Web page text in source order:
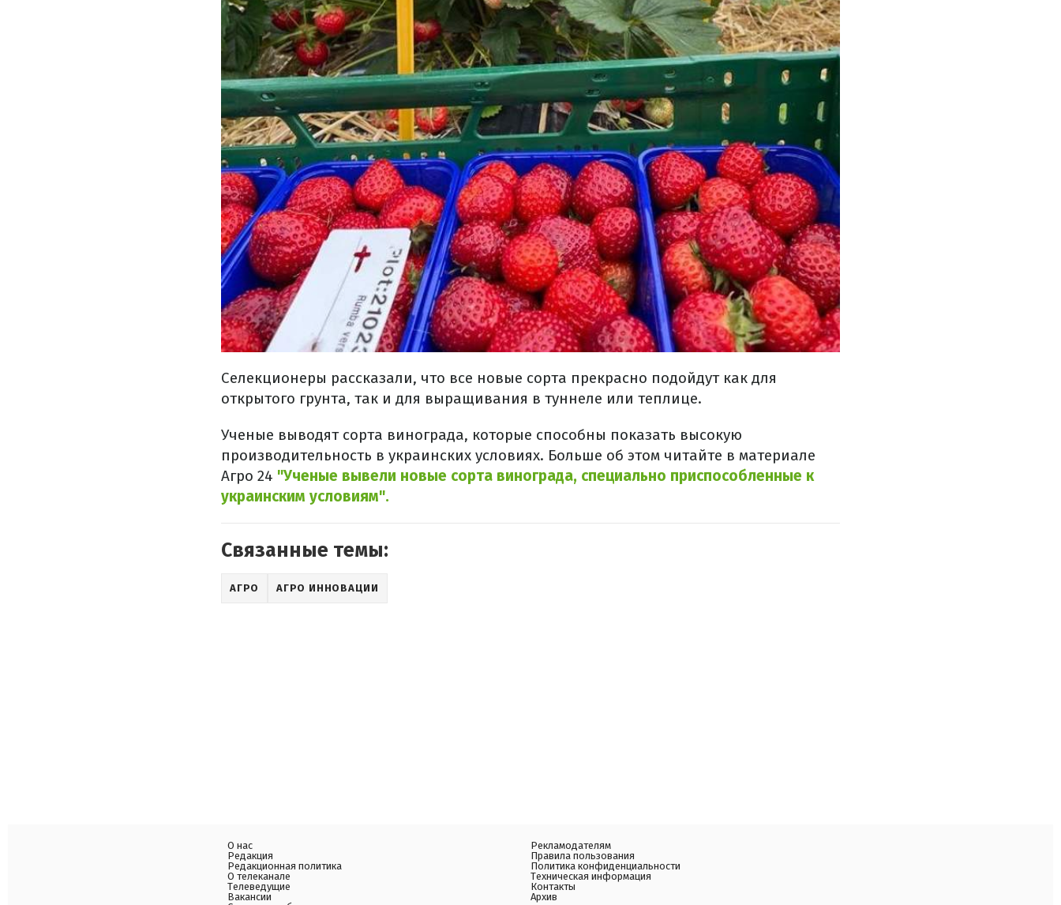
Селекционеры рассказали, что все новые сорта прекрасно подойдут как для
открытого грунта, так и для выращивания в туннеле или теплице.
Ученые выводят сорта винограда, которые способны показать высокую
производительность в украинских условиях. Больше об этом читайте в материале
Агро 24 "Ученые вывели новые сорта винограда, специально приспособленные к
украинским условиям".
Связанные темы:
АГРО АГРО ИННОВАЦИИ
О нас
Редакция
Редакционная политика
О телеканале
Телеведущие
Вакансии
Рекламодателям
Правила пользования
Политика конфиденциальности
Техническая информация
Контакты
Архив